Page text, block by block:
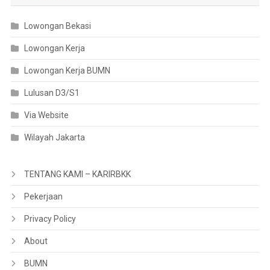
Lowongan Bekasi
Lowongan Kerja
Lowongan Kerja BUMN
Lulusan D3/S1
Via Website
Wilayah Jakarta
TENTANG KAMI – KARIRBKK
Pekerjaan
Privacy Policy
About
BUMN